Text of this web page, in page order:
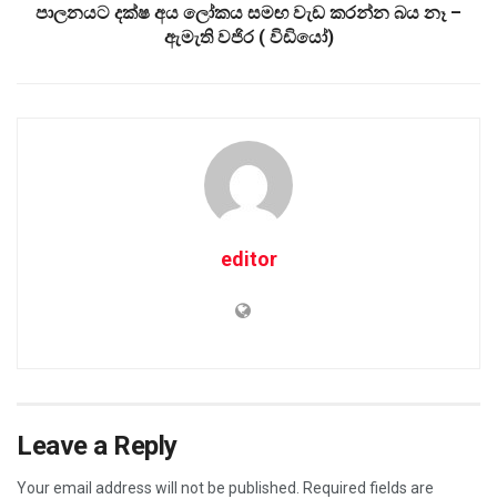
පාලනයට දක්ෂ අය ලෝකය සමඟ වැඩ කරන්න බය නෑ –
ඇමැති වජිර ( විඩියෝ)
editor
Leave a Reply
Your email address will not be published.
Required fields are